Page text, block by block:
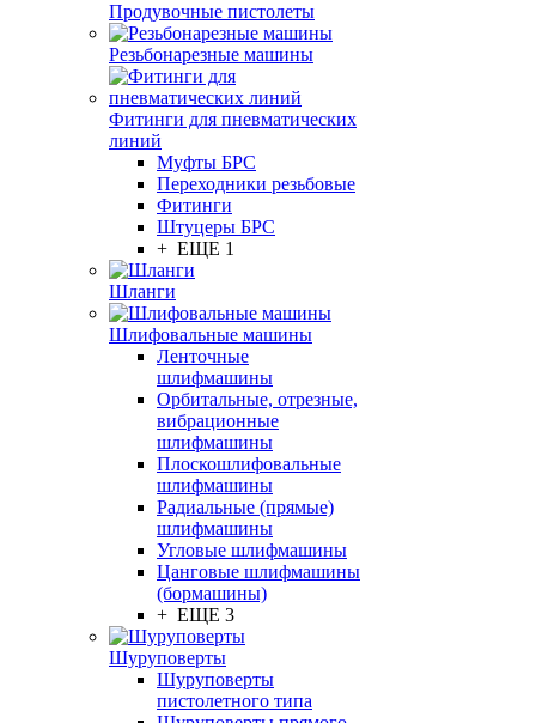
Продувочные пистолеты
Резьбонарезные машины
Фитинги для пневматических
линий
Муфты БРС
Переходники резьбовые
Фитинги
Штуцеры БРС
+ ЕЩЕ 1
Шланги
Шлифовальные машины
Ленточные
шлифмашины
Орбитальные, отрезные,
вибрационные
шлифмашины
Плоскошлифовальные
шлифмашины
Радиальные (прямые)
шлифмашины
Угловые шлифмашины
Цанговые шлифмашины
(бормашины)
+ ЕЩЕ 3
Шуруповерты
Шуруповерты
пистолетного типа